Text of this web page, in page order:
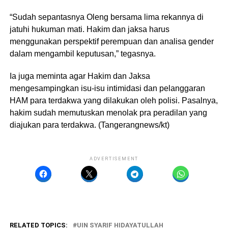
“Sudah sepantasnya Oleng bersama lima rekannya di
jatuhi hukuman mati. Hakim dan jaksa harus
menggunakan perspektif perempuan dan analisa gender
dalam mengambil keputusan,” tegasnya.
Ia juga meminta agar Hakim dan Jaksa
mengesampingkan isu-isu intimidasi dan pelanggaran
HAM para terdakwa yang dilakukan oleh polisi. Pasalnya,
hakim sudah memutuskan menolak pra peradilan yang
diajukan para terdakwa. (Tangerangnews/kt)
ADVERTISEMENT
RELATED TOPICS: UIN SYARIF HIDAYATULLAH